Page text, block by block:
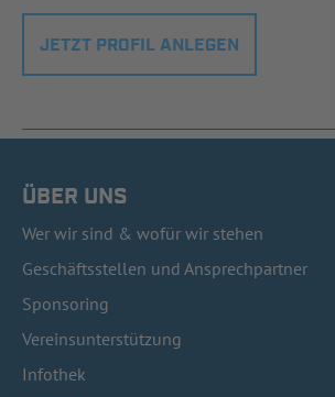
JETZT PROFIL ANLEGEN
ÜBER UNS
Wer wir sind & wofür wir stehen
Geschäftsstellen und Ansprechpartner
Sponsoring
Vereinsunterstützung
Infothek